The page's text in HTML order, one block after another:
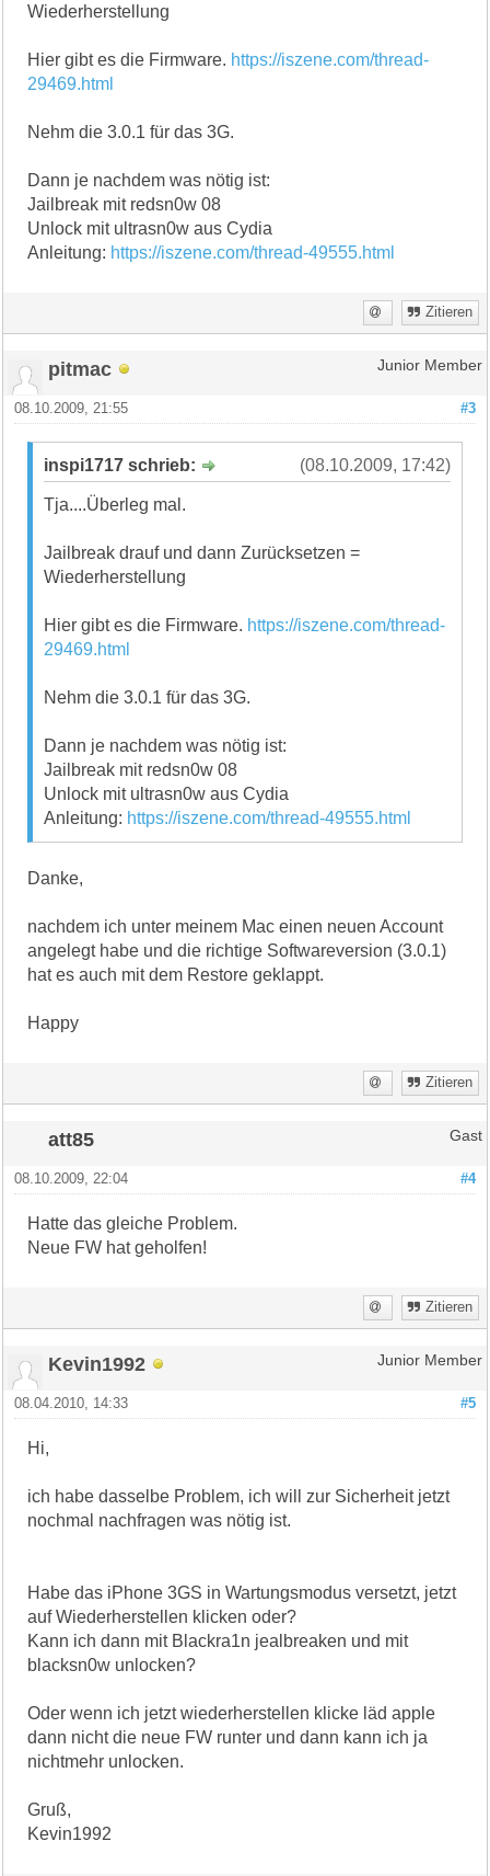
Wiederherstellung
Hier gibt es die Firmware. https://iszene.com/thread-
29469.html
Nehm die 3.0.1 für das 3G.
Dann je nachdem was nötig ist:
Jailbreak mit redsn0w 08
Unlock mit ultrasn0w aus Cydia
Anleitung: https://iszene.com/thread-49555.html
Zitieren
pitmac Junior Member
#3
08.10.2009, 21:55
(08.10.2009, 17:42)
inspi1717 schrieb:
Tja....Überleg mal.
Jailbreak drauf und dann Zurücksetzen =
Wiederherstellung
Hier gibt es die Firmware. https://iszene.com/thread-
29469.html
Nehm die 3.0.1 für das 3G.
Dann je nachdem was nötig ist:
Jailbreak mit redsn0w 08
Unlock mit ultrasn0w aus Cydia
Anleitung: https://iszene.com/thread-49555.html
Danke,
nachdem ich unter meinem Mac einen neuen Account
angelegt habe und die richtige Softwareversion (3.0.1)
hat es auch mit dem Restore geklappt.
Happy
Zitieren
att85 Gast
#4
08.10.2009, 22:04
Hatte das gleiche Problem.
Neue FW hat geholfen!
Zitieren
Kevin1992 Junior Member
#5
08.04.2010, 14:33
Hi,
ich habe dasselbe Problem, ich will zur Sicherheit jetzt
nochmal nachfragen was nötig ist.
Habe das iPhone 3GS in Wartungsmodus versetzt, jetzt
auf Wiederherstellen klicken oder?
Kann ich dann mit Blackra1n jealbreaken und mit
blacksn0w unlocken?
Oder wenn ich jetzt wiederherstellen klicke läd apple
dann nicht die neue FW runter und dann kann ich ja
nichtmehr unlocken.
Gruß,
Kevin1992